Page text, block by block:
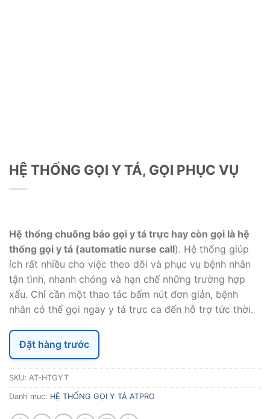
HỆ THỐNG GỌI Y TÁ, GỌI PHỤC VỤ
Hệ thống chuông báo gọi y tá trực hay còn gọi là hệ
thống gọi y tá (automatic nurse call). Hệ thống giúp
ích rất nhiều cho việc theo dõi và phục vụ bệnh nhân
tận tình, nhanh chóng và hạn chế những trường hợp
xấu. Chỉ cần một thao tác bấm nút đơn giản, bệnh
nhân có thể gọi ngay y tá trực ca đến hỗ trợ tức thời.
Đặt hàng trước
SKU: AT-HTGYT
Danh mục: HỆ THỐNG GỌI Y TÁ ATPRO